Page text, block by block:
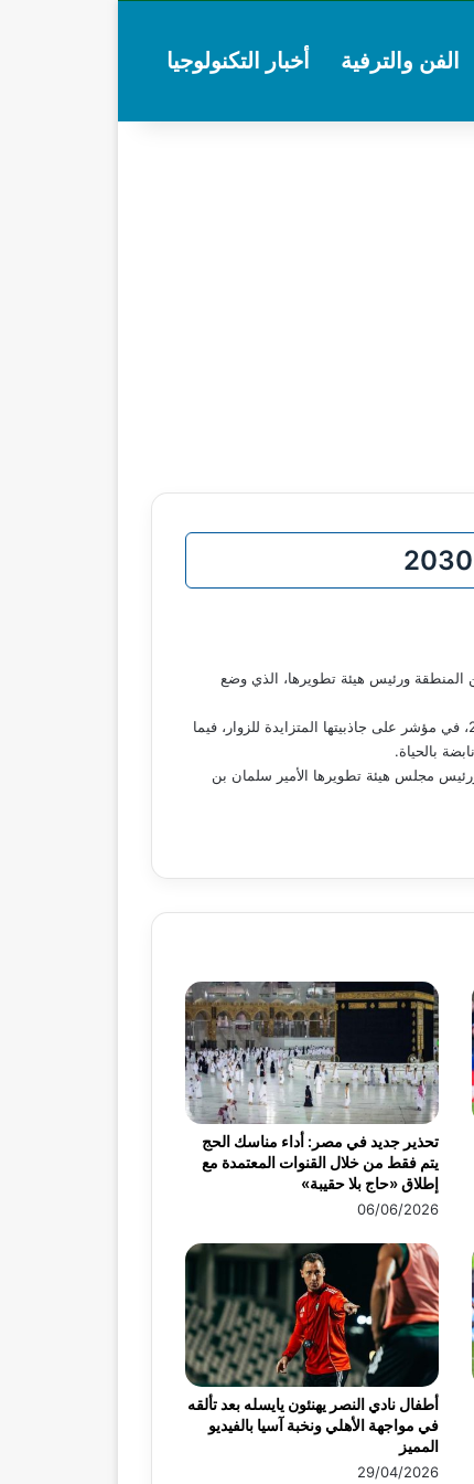
الفن والترفية أخبار التكنولوجيا
المنطقة ورئيس هيئة تطويرها، الذي وضع
وتجلّى هذا التقدم في ارتفاع معدلات الإشغال بمرافق الضيافة السياحية، حيث تصدرت المدينة مدن المملكة خلال النصف الأول من عام 2025، في مؤشر على جاذبيتها المتزايدة للزوار، فيما
بالحياة.
ورئيس مجلس هيئة تطويرها الأمير سلمان بن
تحذير جديد في مصر: أداء مناسك الحج
يتم فقط من خلال القنوات المعتمدة مع
إطلاق «حاج بلا حقيبة»
06/06/2026
أطفال نادي النصر يهنئون يايسله بعد تألقه
في مواجهة الأهلي ونخبة آسيا بالفيديو
المميز
29/04/2026